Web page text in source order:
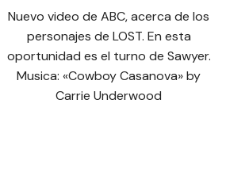
Nuevo video de ABC, acerca de los
personajes de LOST. En esta
oportunidad es el turno de Sawyer.
Musica: «Cowboy Casanova» by
Carrie Underwood